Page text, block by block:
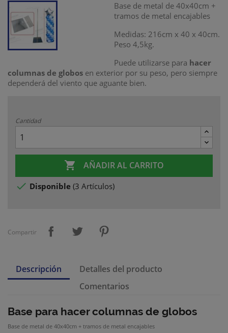
Base de metal de 40x40cm +
tramos de metal encajables
Medidas: 216cm x 40 x 40cm.
Peso 4,5kg.
Puede utilizarse para hacer
columnas de globos en exterior por su peso, pero siempre
dependerá del viento que aguante bien.
Cantidad
 AÑADIR AL CARRITO
 Disponible (3 Artículos)
Compartir
Descripción
Detalles del producto
Comentarios
Base para hacer columnas de globos
Base de metal de 40x40cm + tramos de metal encajables